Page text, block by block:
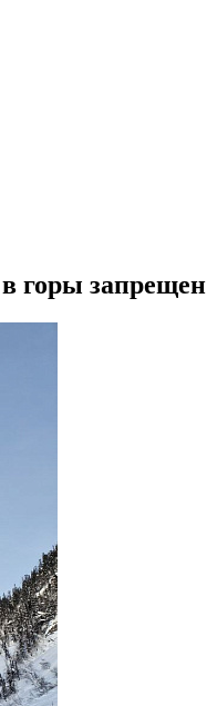
горы запрещен